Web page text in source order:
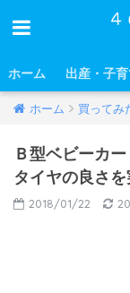
ホーム 出産・子
ホーム 買ってみ
Ｂ型ベビーカ
タイヤの良さ
2018/01/22